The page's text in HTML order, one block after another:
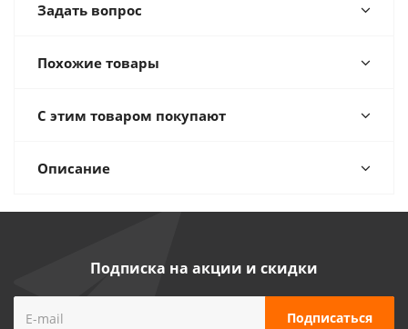
Задать вопрос
Похожие товары
С этим товаром покупают
Описание
Подписка на акции и скидки